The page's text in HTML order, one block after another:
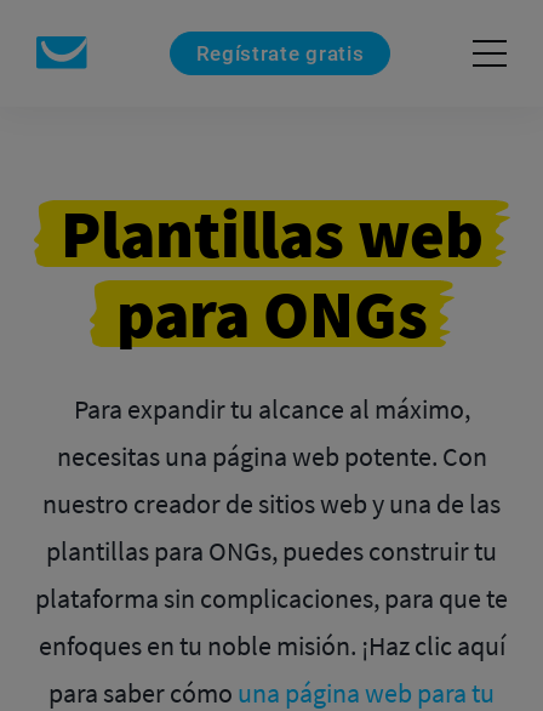
Regístrate gratis
Plantillas web
para ONGs
Para expandir tu alcance al máximo,
necesitas una página web potente. Con
nuestro creador de sitios web y una de las
plantillas para ONGs, puedes construir tu
plataforma sin complicaciones, para que te
enfoques en tu noble misión. ¡Haz clic aquí
para saber cómo una página web para tu